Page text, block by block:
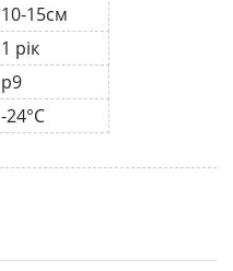
10-15см
1 рік
р9
-24°C